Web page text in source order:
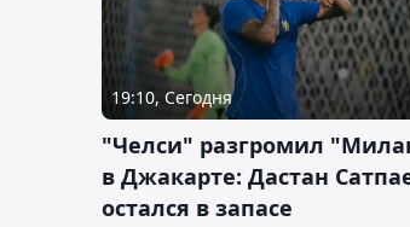
19:10, Сегодня
"Челси" разгромил
в Джакарте: Дастан
остался в запасе